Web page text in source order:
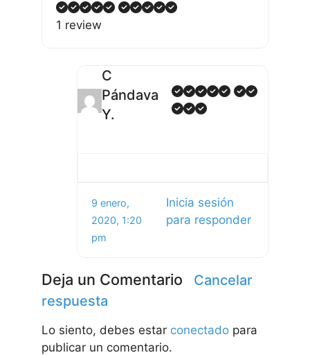
1 review
C
Pándava
Y.
9 enero,
2020, 1:20
pm
Inicia sesión
para responder
Deja un Comentario
Cancelar
respuesta
Lo siento, debes estar conectado para
publicar un comentario.